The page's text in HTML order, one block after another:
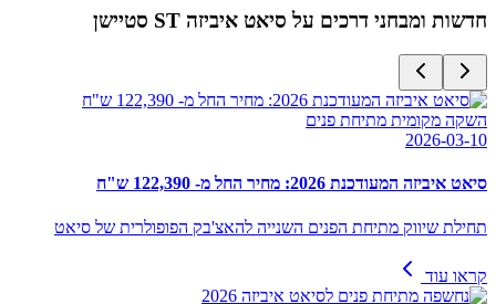
חדשות ומבחני דרכים על סיאט איביזה ST סטיישן
השקה מקומית מתיחת פנים
2026-03-10
סיאט איביזה המעודכנת 2026: מחיר החל מ- 122,390 ש"ח
תחילת שיווק מתיחת הפנים השנייה להאצ'בק הפופולרית של סיאט
קראו עוד